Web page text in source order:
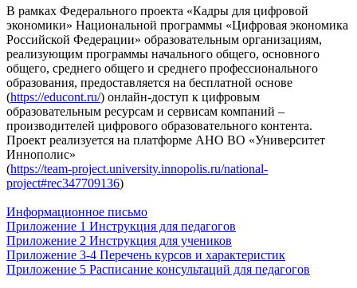
В рамках Федерального проекта «Кадры для цифровой
экономики» Национальной программы «Цифровая экономика
Российской Федерации» образовательным организациям,
реализующим программы начального общего, основного
общего, среднего общего и среднего профессионального
образования, предоставляется на бесплатной основе
(https://educont.ru/) онлайн-доступ к цифровым
образовательным ресурсам и сервисам компаний –
производителей цифрового образовательного контента.
Проект реализуется на платформе АНО ВО «Университет
Иннополис»
(https://team-project.university.innopolis.ru/national-
project#rec347709136)
Информационное письмо
Приложение 1 Инструкция для педагогов
Приложение 2 Инструкция для учеников
Приложение 3-4 Перечень курсов и характеристик
Приложение 5 Расписание консультаций для педагогов